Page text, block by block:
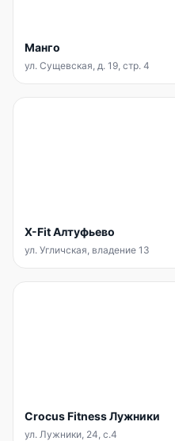
Манго
ул. Сущевская, д. 19, стр. 4
X-Fit Алтуфьево
ул. Угличская, владение 13
Crocus Fitness Лужники
ул. Лужники, 24, с.4